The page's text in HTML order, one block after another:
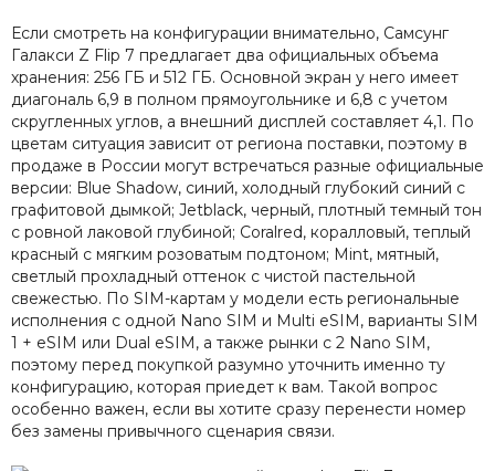
Если смотреть на конфигурации внимательно, Самсунг
Галакси Z Flip 7 предлагает два официальных объема
хранения: 256 ГБ и 512 ГБ. Основной экран у него имеет
диагональ 6,9 в полном прямоугольнике и 6,8 с учетом
скругленных углов, а внешний дисплей составляет 4,1. По
цветам ситуация зависит от региона поставки, поэтому в
продаже в России могут встречаться разные официальные
версии: Blue Shadow, синий, холодный глубокий синий с
графитовой дымкой; Jetblack, черный, плотный темный тон
с ровной лаковой глубиной; Coralred, коралловый, теплый
красный с мягким розоватым подтоном; Mint, мятный,
светлый прохладный оттенок с чистой пастельной
свежестью. По SIM-картам у модели есть региональные
исполнения с одной Nano SIM и Multi eSIM, варианты SIM
1 + eSIM или Dual eSIM, а также рынки с 2 Nano SIM,
поэтому перед покупкой разумно уточнить именно ту
конфигурацию, которая приедет к вам. Такой вопрос
особенно важен, если вы хотите сразу перенести номер
без замены привычного сценария связи.